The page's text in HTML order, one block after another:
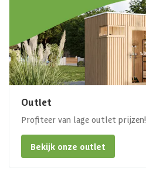
Outlet
Profiteer van lage outlet prijzen!
Bekijk onze outlet